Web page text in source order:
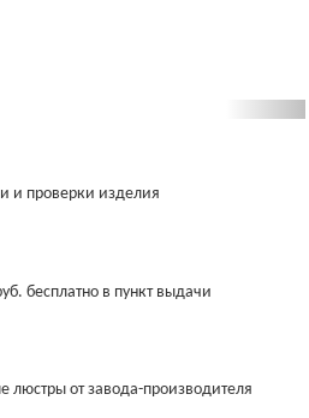
и проверки изделия
бесплатно в пункт выдачи
люстры от завода-производителя